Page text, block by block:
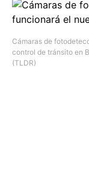
Cámaras de
control de tránsito en
(TLDR)